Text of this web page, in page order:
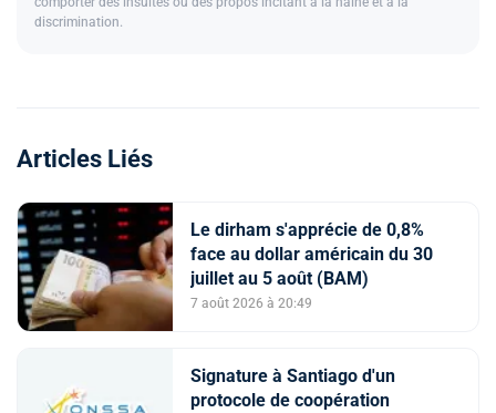
discrimination.
Articles Liés
Le dirham s'apprécie de 0,8%
face au dollar américain du 30
juillet au 5 août (BAM)
7 août 2026 à 20:49
Signature à Santiago d'un
protocole de coopération